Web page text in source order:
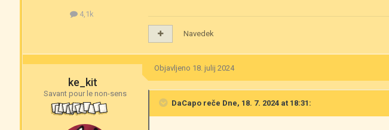
4,1k
Navedek
ke_kit
Savant pour le non-sens
Objavljeno 18. julij 2024
DaCapo reče Dne, 18. 7. 2024 at 18:31: